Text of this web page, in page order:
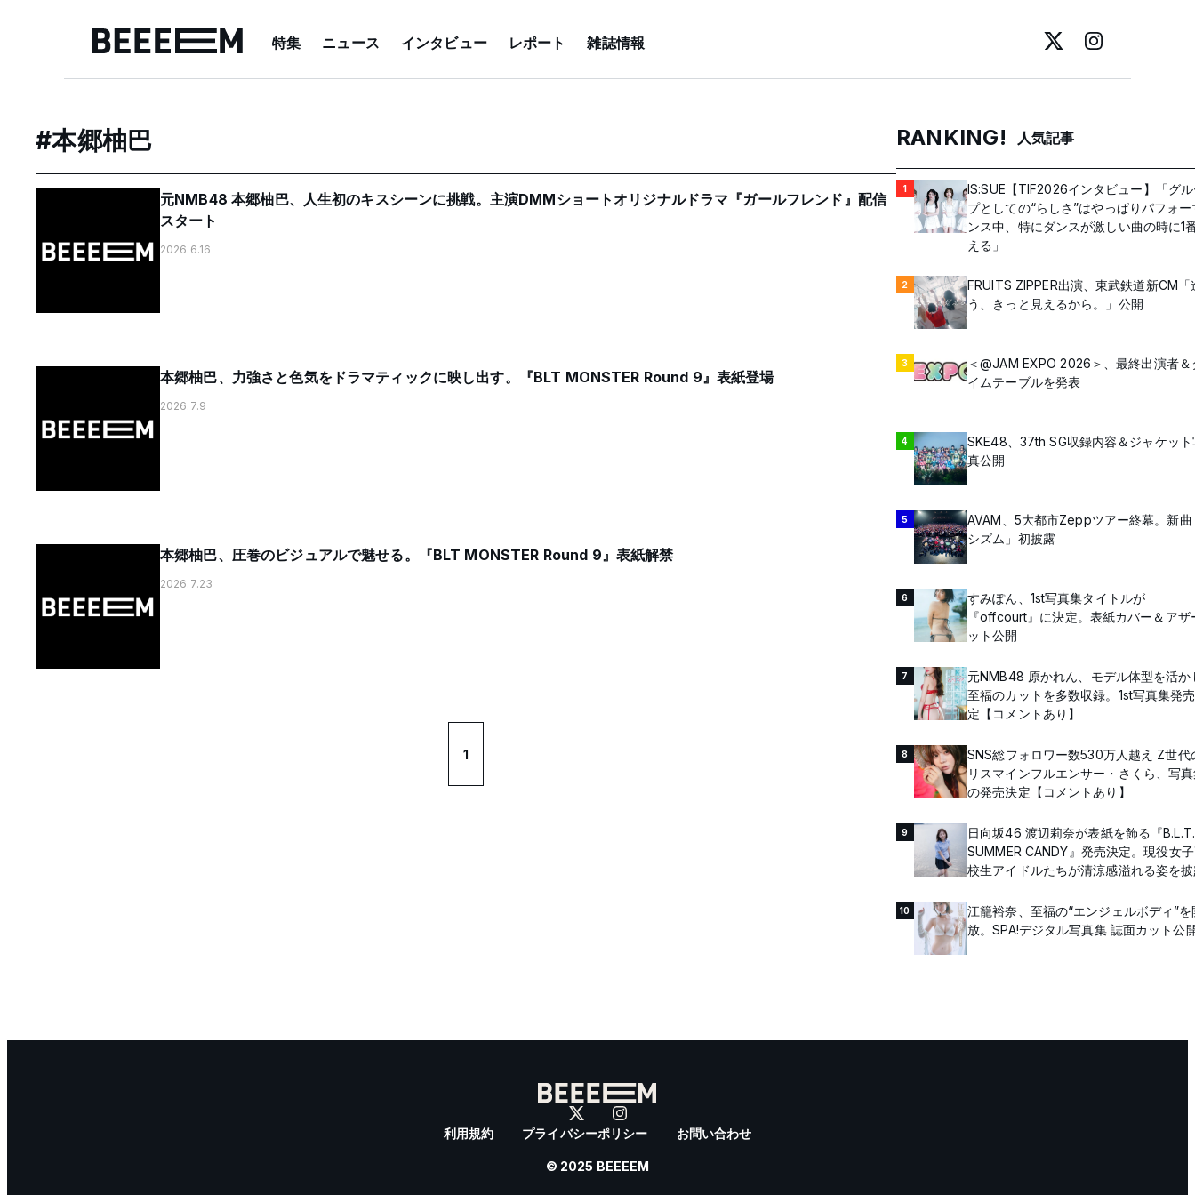
特集 ニュース インタビュー レポート 雑誌情報
#本郷柚巴
元NMB48 本郷柚巴、人生初のキスシーンに挑戦。主演DMMショートオリジナルドラマ『ガールフレンド』配信
スタート
2026.6.16
本郷柚巴、力強さと色気をドラマティックに映し出す。『BLT MONSTER Round 9』表紙登場
2026.7.9
本郷柚巴、圧巻のビジュアルで魅せる。『BLT MONSTER Round 9』表紙解禁
2026.7.23
1
RANKING! 人気記事
1
IS:SUE【TIF2026インタビュー】「グ
プとしての“らしさ”はやっぱりパフォー
ンス中、特にダンスが激しい曲の時に1
える」
2
FRUITS ZIPPER出演、東武鉄道新CM「
う、きっと見えるから。」公開
3
＜@JAM EXPO 2026＞、最終出演者＆
イムテーブルを発表
4
SKE48、37th SG収録内容＆ジャケット
真公開
5
AVAM、5大都市Zeppツアー終幕。新曲
シズム」初披露
6
すみぽん、1st写真集タイトルが
『offcourt』に決定。表紙カバー＆アザ
ット公開
7
元NMB48 原かれん、モデル体型を活か
至福のカットを多数収録。1st写真集発
定【コメントあり】
8
SNS総フォロワー数530万人越え Z世代
リスマインフルエンサー・さくら、写
の発売決定【コメントあり】
9
日向坂46 渡辺莉奈が表紙を飾る『B.L.T.
SUMMER CANDY』発売決定。現役女
校生アイドルたちが清涼感溢れる姿を
10
江籠裕奈、至福の“エンジェルボディ”を
放。SPA!デジタル写真集 誌面カット公
利用規約 プライバシーポリシー お問い合わせ
© 2025 BEEEEM